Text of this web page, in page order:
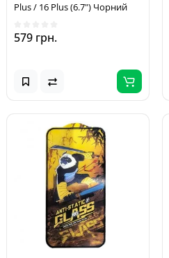
Plus / 16 Plus (6.7") Чорний
579 грн.